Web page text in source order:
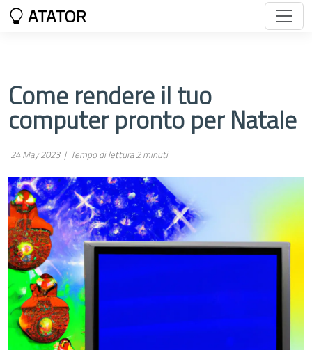
ATATOR
Come rendere il tuo
computer pronto per Natale
24 May 2023 | Tempo di lettura 2 minuti